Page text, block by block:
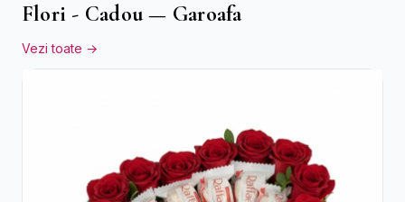
Flori - Cadou — Garoafa
Vezi toate →